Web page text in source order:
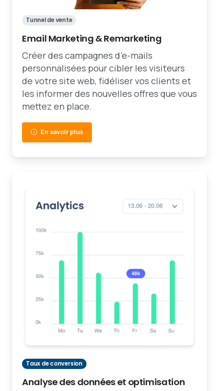
Tunnel de vente
Email Marketing & Remarketing
Créer des campagnes d’e-mails
personnalisées pour cibler les visiteurs
de votre site web, fidéliser vos clients et
les informer des nouvelles offres que vous
mettez en place.
En savoir plus
Taux de conversion
Analyse des données et optimisation